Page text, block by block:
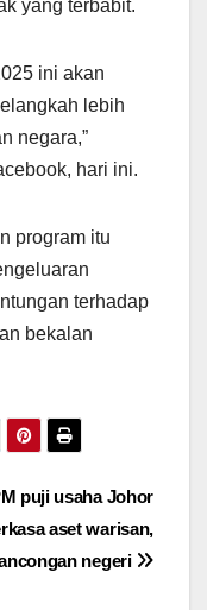
yang terbabit.
ini akan
lebih
negara,”
hari ini.
program itu
terhadap
bekalan
puji usaha Johor
aset warisan,
negeri